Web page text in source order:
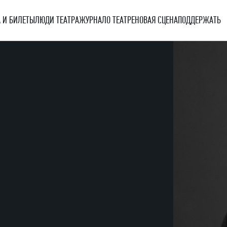
БИЛЕТЫЛЮДИ ТЕАТРАЖУРНАЛО ТЕАТРЕНОВАЯ СЦЕНАПОДДЕРЖАТЬ